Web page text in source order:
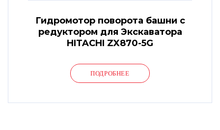
Гидромотор поворота башни с
редуктором для Экскаватора
HITACHI ZX870-5G
ПОДРОБНЕЕ